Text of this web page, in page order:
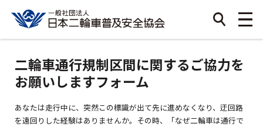
二輪車通行規制区間に関するご協力を
お願いしますフォーム
あなたは走行中に、突然この標識が出て先に進めなくなり、迂回路
を遠回りした経験はありませんか。その時、「なぜ二輪車は通行で